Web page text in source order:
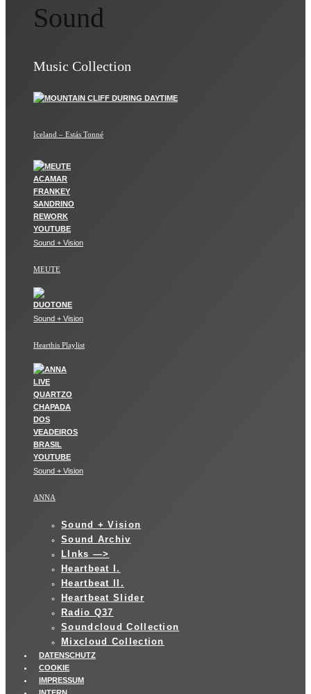
Sound
Music Collection
Iceland – Estás Tonné
Sound + Vision
MEUTE
Sound + Vision
Hearthis Playlist
Sound + Vision
ANNA
Sound + Vision
Sound Archiv
LInks —>
Heartbeat I.
Heartbeat II.
Heartbeat Slider
Radio Q37
Soundcloud Collection
Mixcloud Collection
DATENSCHUTZ
COOKIE
IMPRESSUM